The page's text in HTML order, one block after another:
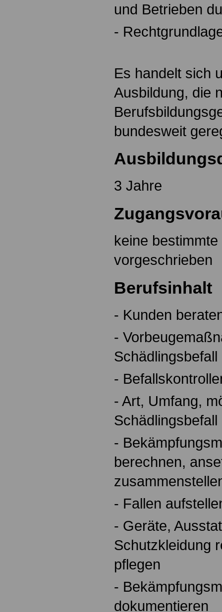
und Betrieben
-
Es handelt sich
Ausbildung, die
bundesweit
3 Jahre
keine
vorgeschrieben
Berufsinhalt
- Kunden
-
-
- Art, Umfang,
Schädlingsbefall
-
berechnen,
- Fallen
- Geräte,
Schutzkleidung
pflegen
-
dokumentieren